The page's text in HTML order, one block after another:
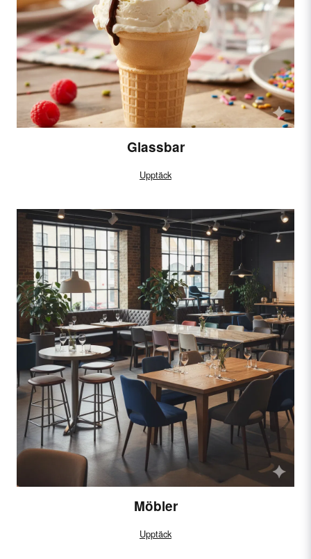
Glassbar
Upptäck
Möbler
Upptäck